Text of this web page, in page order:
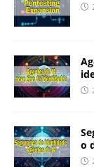
o